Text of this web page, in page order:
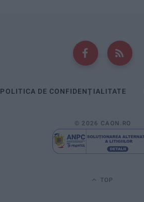
POLITICA DE CONFIDENȚIALITATE
© 2026 CAON.RO
TOP